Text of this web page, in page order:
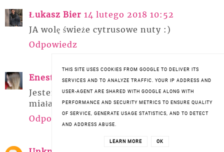
Łukasz Bier 14 lutego 2018 10:52
JA wolę świeże cytrusowe nuty :)
Odpowiedz
Enestelia 14 lutego 2018 13:09
Jestem bardzo ciekawa obu zapachów. Nie
miałam okazji ich sprawdzić jeszcze. 😊
Odpowiedz
THIS SITE USES COOKIES FROM GOOGLE TO DELIVER ITS
SERVICES AND TO ANALYZE TRAFFIC. YOUR IP ADDRESS AND
USER-AGENT ARE SHARED WITH GOOGLE ALONG WITH
PERFORMANCE AND SECURITY METRICS TO ENSURE QUALITY
OF SERVICE, GENERATE USAGE STATISTICS, AND TO DETECT
AND ADDRESS ABUSE.
LEARN MORE OK